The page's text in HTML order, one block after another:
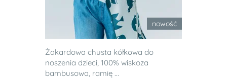
nowość
Żakardowa chusta kółkowa do
noszenia dzieci, 100% wiskoza
bambusowa, ramię ...